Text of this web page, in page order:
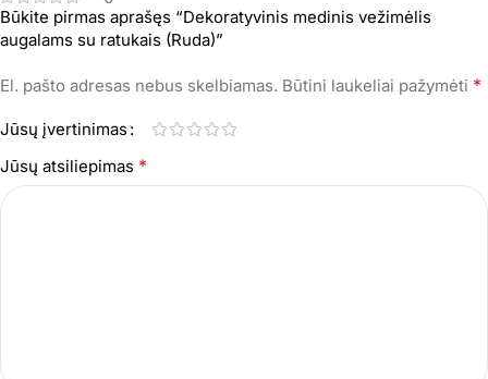
Būkite pirmas aprašęs “Dekoratyvinis medinis vežimėlis
augalams su ratukais (Ruda)”
El. pašto adresas nebus skelbiamas. Būtini laukeliai pažymėti *
Jūsų įvertinimas
Jūsų atsiliepimas *